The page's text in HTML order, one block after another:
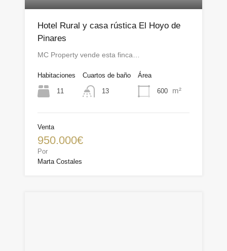
Hotel Rural y casa rústica El Hoyo de
Pinares
MC Property vende esta finca…
Habitaciones
11
Cuartos de baño
13
Área
600 m²
Venta
950.000€
Por
Marta Costales